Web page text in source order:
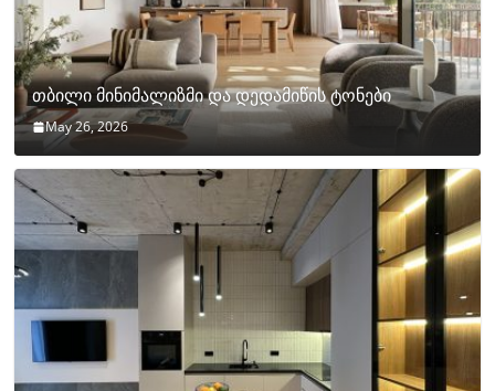
თბილი მინიმალიზმი და დედამიწის ტონები
May 26, 2026